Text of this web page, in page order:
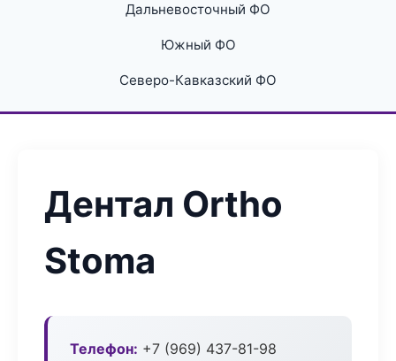
Дальневосточный ФО
Южный ФО
Северо-Кавказский ФО
Дентал Ortho
Stoma
Телефон: +7 (969) 437-81-98